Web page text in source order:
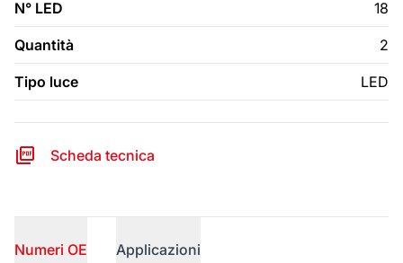
N° LED 18
Quantità 2
Tipo luce LED
Scheda tecnica
Numeri OE Applicazioni